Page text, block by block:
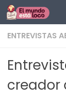
Saltar al
ENTREVISTAS
creador